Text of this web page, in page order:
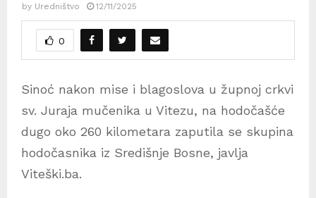
by Uredništvo 12/11/2025
0
Sinoć nakon mise i blagoslova u župnoj crkvi
sv. Juraja mučenika u Vitezu, na hodočašće
dugo oko 260 kilometara zaputila se skupina
hodočasnika iz Središnje Bosne, javlja
Viteški.ba.